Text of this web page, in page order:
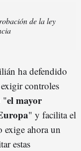
de la ley
ha defendido
controles
"el mayor
" y facilita el
exige ahora un
estas